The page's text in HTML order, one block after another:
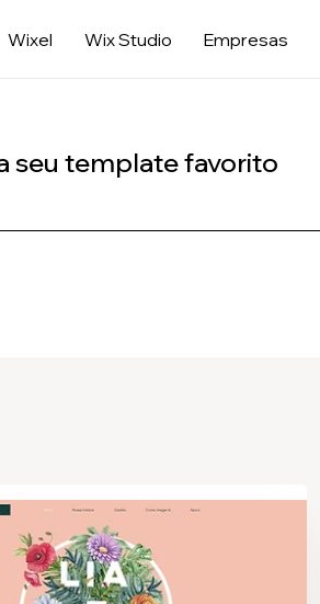
Wixel Wix Studio Empresas
seu template favorito